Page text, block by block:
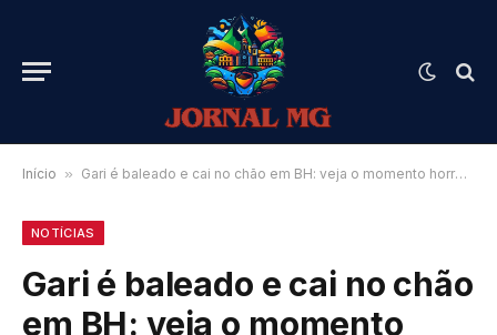
Início » Gari é baleado e cai no chão em BH: veja o momento horroroso capturado pela câmera.
NOTÍCIAS
Gari é baleado e cai no chão
em BH: veja o momento